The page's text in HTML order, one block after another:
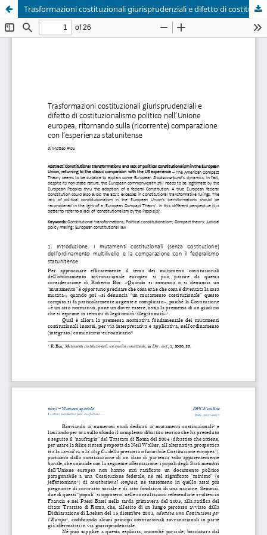
Trasformazioni costituzionali giurisprudenziali e difetto di costituzionalismo politico nell’Unione europea, ritornando sulla (ricorrente) comparazione con l’esperienza statunitense